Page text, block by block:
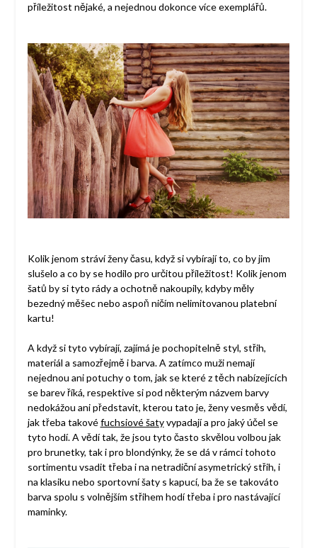
příležitost nějaké, a nejednou dokonce více exemplářů.
Kolik jenom stráví ženy času, když si vybírají to, co by jim
slušelo a co by se hodilo pro určitou příležitost! Kolik jenom
šatů by si tyto rády a ochotně nakoupily, kdyby měly
bezedný měšec nebo aspoň ničím nelimitovanou platební
kartu!
A když si tyto vybírají, zajímá je pochopitelně styl, střih,
materiál a samozřejmě i barva. A zatímco muži nemají
nejednou ani potuchy o tom, jak se které z těch nabízejících
se barev říká, respektive si pod některým názvem barvy
nedokážou ani představit, kterou tato je, ženy vesměs vědí,
jak třeba takovéfuchsiové šatyvypadají a pro jaký účel se
tyto hodí. A vědí tak, že jsou tyto často skvělou volbou jak
pro brunetky, tak i pro blondýnky, že se dá v rámci tohoto
sortimentu vsadit třeba i na netradiční asymetrický střih, i
na klasiku nebo sportovní šaty s kapucí, ba že se takováto
barva spolu s volnějším střihem hodí třeba i pro nastávající
maminky.